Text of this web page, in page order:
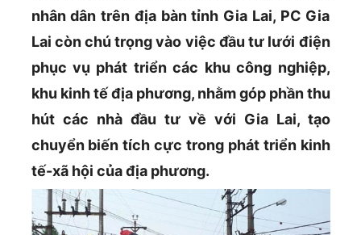
nhân dân trên địa bàn tỉnh Gia Lai, PC Gia
Lai còn chú trọng vào việc đầu tư lưới điện
phục vụ phát triển các khu công nghiệp,
khu kinh tế địa phương, nhằm góp phần thu
hút các nhà đầu tư về với Gia Lai, tạo
chuyển biến tích cực trong phát triển kinh
tế-xã hội của địa phương.